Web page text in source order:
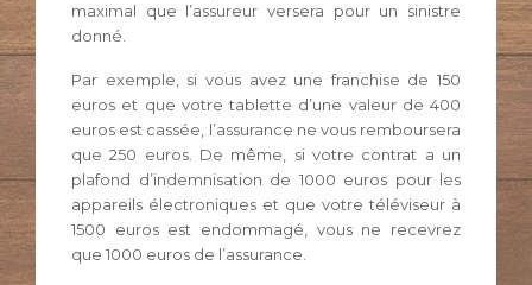
maximal que l’assureur versera pour un sinistre
donné.
Par exemple, si vous avez une franchise de 150
euros et que votre tablette d’une valeur de 400
euros est cassée, l’assurance ne vous remboursera
que 250 euros. De même, si votre contrat a un
plafond d’indemnisation de 1000 euros pour les
appareils électroniques et que votre téléviseur à
1500 euros est endommagé, vous ne recevrez
que 1000 euros de l’assurance.